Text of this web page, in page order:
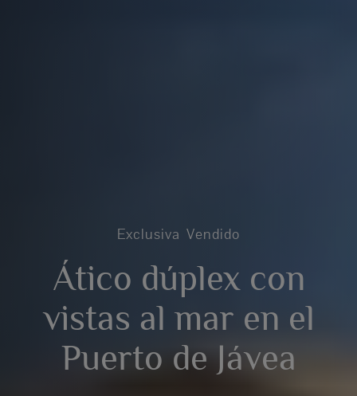
Exclusiva Vendido
Ático dúplex con
vistas al mar en el
Puerto de Jávea